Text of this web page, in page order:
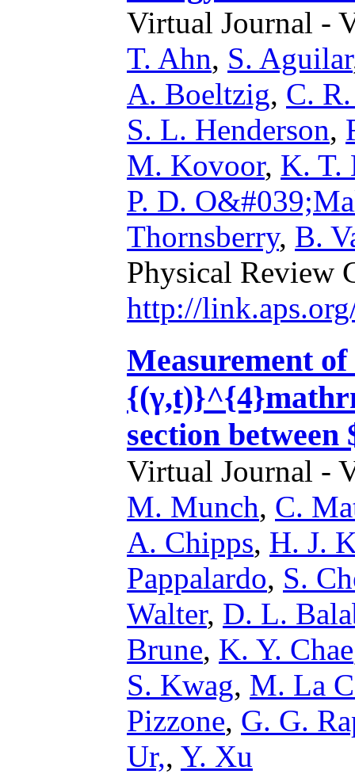
Virtual Journal -
T. Ahn, S. Aguilar
A. Boeltzig, C.
S. L. Henderson,
M. Kovoor, K. T.
P. D.
Thornsberry, B.
Physical Review
http://
Measurement
section
Virtual Journal -
M. Munch, C.
A. Chipps, H. J.
Pappalardo, S.
Walter, D. L.
Brune, K. Y. Chae
S. Kwag, M. La
Pizzone, G. G.
Ur,, Y. Xu